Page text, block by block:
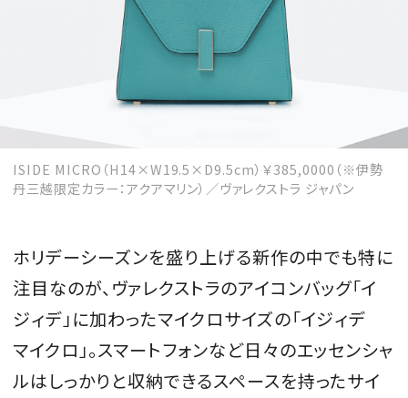
MAGAZINE
SPUR 2026 JULY
2026年9月号
ISIDE MICRO（H14×W19.5×D9.5cm）￥385,0000（※伊勢
丹三越限定カラー：アクアマリン）／ヴァレクストラ ジャパン
ホリデーシーズンを盛り上げる新作の中でも特に
注目なのが、ヴァレクストラのアイコンバッグ「イ
ジィデ」に加わったマイクロサイズの「イジィデ
マイクロ」。スマートフォンなど日々のエッセンシャ
ルはしっかりと収納できるスペースを持ったサイ